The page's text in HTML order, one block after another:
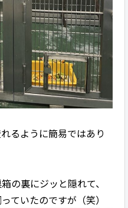
るように簡易ではあり
の裏にジッと隠れて、
ていたのですが（笑）